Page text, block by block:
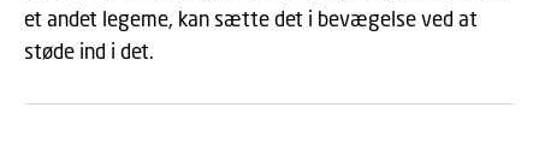
et andet legeme, kan sætte det i bevægelse ved at
støde ind i det.